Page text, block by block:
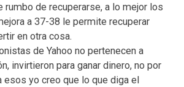
rumbo de recuperarse, a lo mejor los
a 37-38 le permite recuperar
en otra cosa.
de Yahoo no pertenecen a
invirtieron para ganar dinero, no por
esos yo creo que lo que diga el